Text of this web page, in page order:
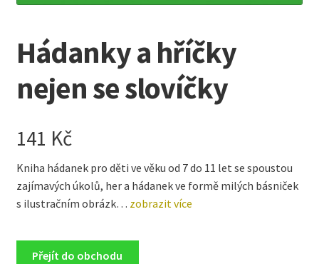
Hádanky a hříčky
nejen se slovíčky
141 Kč
Kniha hádanek pro děti ve věku od 7 do 11 let se spoustou
zajímavých úkolů, her a hádanek ve formě milých básniček
s ilustračním obrázk… zobrazit více
Přejít do obchodu